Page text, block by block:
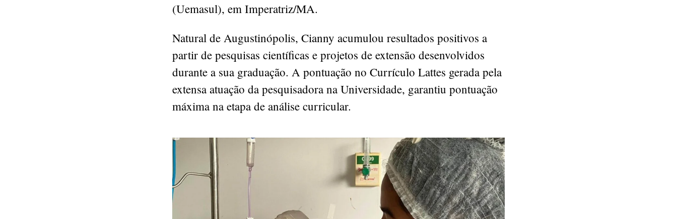
(Uemasul), em Imperatriz/MA.
Natural de Augustinópolis, Cianny acumulou resultados positivos a
partir de pesquisas científicas e projetos de extensão desenvolvidos
durante a sua graduação. A pontuação no Currículo Lattes gerada pela
extensa atuação da pesquisadora na Universidade, garantiu pontuação
máxima na etapa de análise curricular.